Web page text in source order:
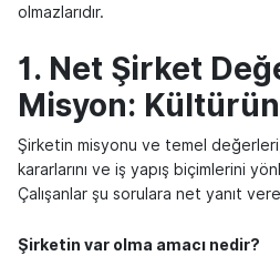
olmazlarıdır.
1. Net Şirket
Misyon:
Şirketin misyonu ve temel değerleri,
kararlarını ve iş yapış biçimlerini
Çalışanlar şu sorulara net yanıt
Şirketin var olma amacı nedir?